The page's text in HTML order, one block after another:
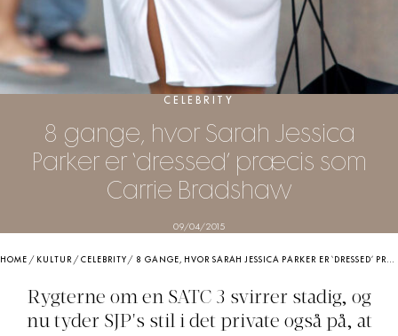
CELEBRITY
8 gange, hvor Sarah Jessica
Parker er ‘dressed’ præcis som
Carrie Bradshaw
09/04/2015
HOME / KULTUR/CELEBRITY / 8 GANGE, HVOR SARAH JESSICA PARKER ER ‘DRESSED’ PRÆCIS SOM CARRIE BRADSHAW
Rygterne om en SATC 3 svirrer stadig, og
nu tyder SJP's stil i det private også på, at